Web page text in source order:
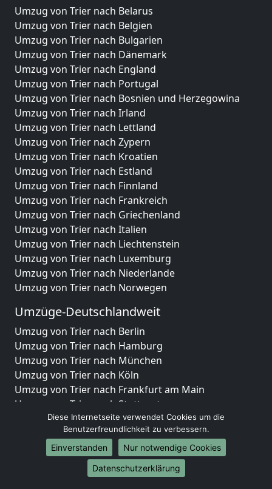
Umzug von Trier nach Belarus
Umzug von Trier nach Belgien
Umzug von Trier nach Bulgarien
Umzug von Trier nach Dänemark
Umzug von Trier nach England
Umzug von Trier nach Portugal
Umzug von Trier nach Bosnien und Herzegowina
Umzug von Trier nach Irland
Umzug von Trier nach Lettland
Umzug von Trier nach Zypern
Umzug von Trier nach Kroatien
Umzug von Trier nach Estland
Umzug von Trier nach Finnland
Umzug von Trier nach Frankreich
Umzug von Trier nach Griechenland
Umzug von Trier nach Italien
Umzug von Trier nach Liechtenstein
Umzug von Trier nach Luxemburg
Umzug von Trier nach Niederlande
Umzug von Trier nach Norwegen
Umzüge-Deutschlandweit
Umzug von Trier nach Berlin
Umzug von Trier nach Hamburg
Umzug von Trier nach München
Umzug von Trier nach Köln
Umzug von Trier nach Frankfurt am Main
Umzug von Trier nach Stuttgart
Umzug von Trier nach Düsseldorf
Umzug von Trier nach Leipzig
Umzug von Trier nach Dortmund
Umzug von Trier nach Essen
Umzug von Trier nach Bremen
Diese Internetseite verwendet Cookies um die
Benutzerfreundlichkeit zu verbessern.
Einverstanden
Nur notwendige Cookies
Datenschutzerklärung